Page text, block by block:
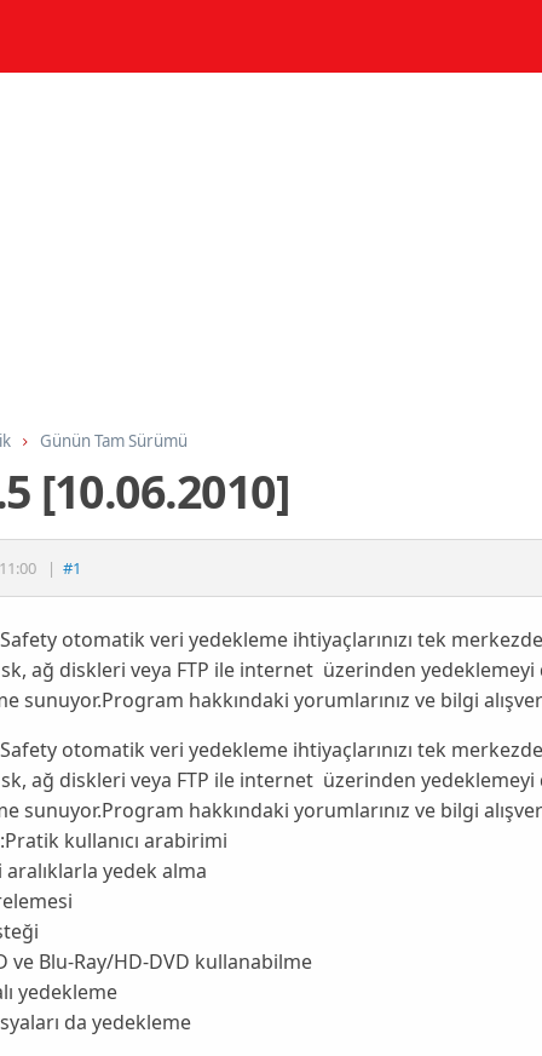
Günün Tam Sürümü
[10.06.2010]
11:00 | #1
otomatik veri yedekleme ihtiyaçlarınızı tek
ağ diskleri veya FTP ile internet üzerinden yedeklemeyi
sunuyor.Program hakkındaki yorumlarınız ve bilgi
otomatik veri yedekleme ihtiyaçlarınızı tek
ağ diskleri veya FTP ile internet üzerinden yedeklemeyi
sunuyor.Program hakkındaki yorumlarınız ve bilgi
kullanıcı arabirimi
yedek alma
ve Blu-Ray/HD-DVD kullanabilme
yedekleme
da yedekleme